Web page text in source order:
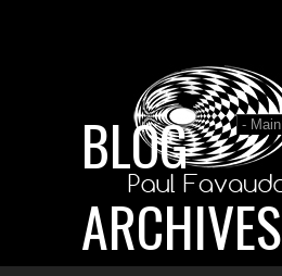
BLOG
ARCHIVES